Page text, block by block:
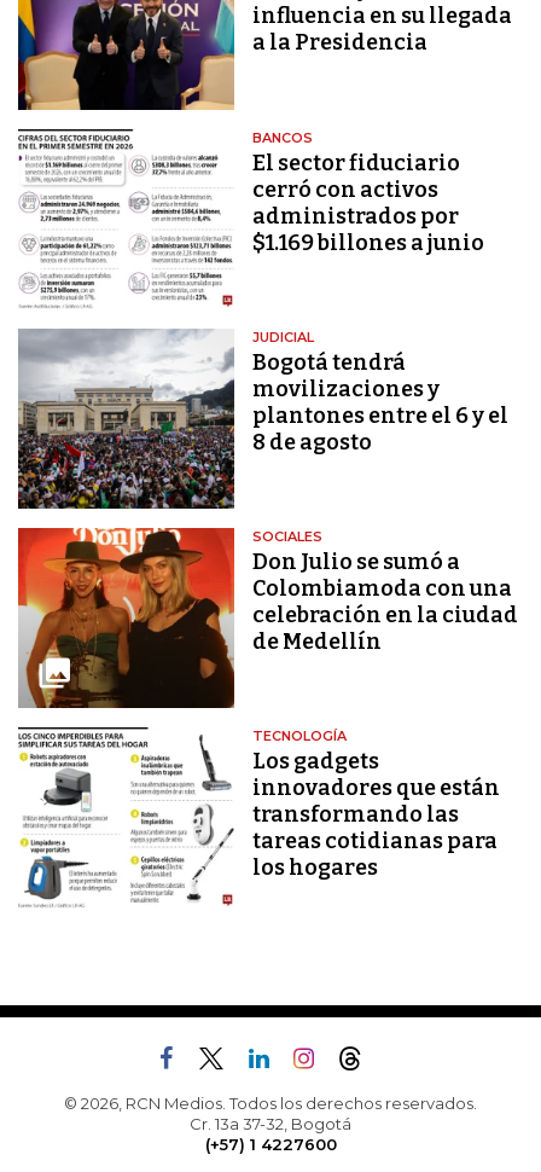
influencia en su llegada
a la Presidencia
BANCOS
El sector fiduciario
cerró con activos
administrados por
$1.169 billones a junio
JUDICIAL
Bogotá tendrá
movilizaciones y
plantones entre el 6 y el
8 de agosto
SOCIALES
Don Julio se sumó a
Colombiamoda con una
celebración en la ciudad
de Medellín
TECNOLOGÍA
Los gadgets
innovadores que están
transformando las
tareas cotidianas para
los hogares
© 2026, RCN Medios. Todos los derechos reservados.
Cr. 13a 37-32, Bogotá
(+57) 1 4227600